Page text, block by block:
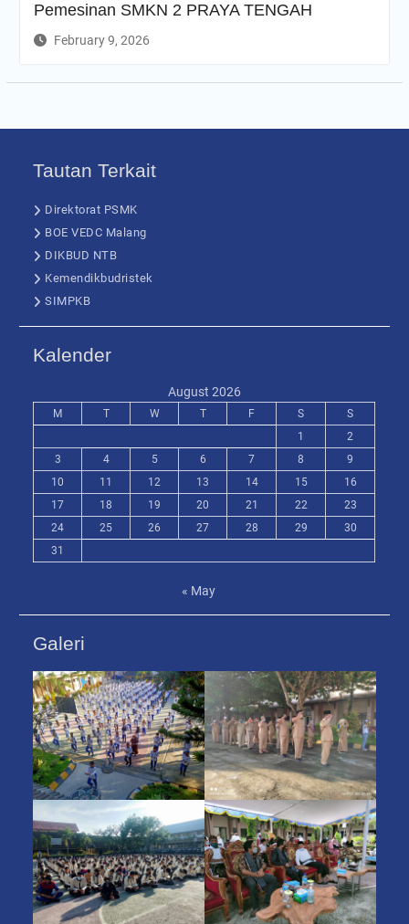
Pemesinan SMKN 2 PRAYA TENGAH
February 9, 2026
Tautan Terkait
Direktorat PSMK
BOE VEDC Malang
DIKBUD NTB
Kemendikbudristek
SIMPKB
Kalender
August 2026
M T W T F S
S
1
2
3
4 5 6 7 8
9
10
11 12 13 14 15
16
17
18 19 20 21 22
23
24
25 26 27 28 29
30
31
« May
Galeri